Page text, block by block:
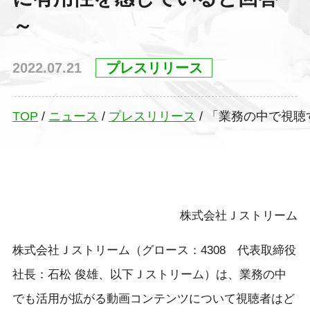
～
2022.07.21 プレスリリース
TOP / ニュース / プレスリリース / 「業務の中で視
株式会社Ｊストリーム
株式会社Ｊストリーム（グロース：4308 代表取締役
社長：石松 俊雄、以下Ｊストリーム）は、業務の中
でも活用が拡がる動画コンテンツについて視聴者はど